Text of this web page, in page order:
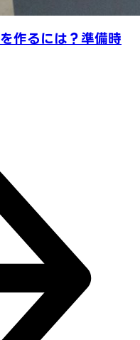
作るには？準備時